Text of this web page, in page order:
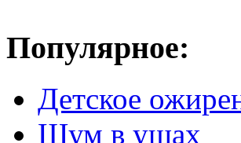
Популярное:
Детское
Шум в ушах